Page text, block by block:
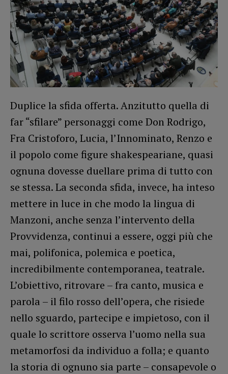
Duplice la sfida offerta. Anzitutto quella di
far “sfilare” personaggi come Don Rodrigo,
Fra Cristoforo, Lucia, l’Innominato, Renzo e
il popolo come figure shakespeariane, quasi
ognuna dovesse duellare prima di tutto con
se stessa. La seconda sfida, invece, ha inteso
mettere in luce in che modo la lingua di
Manzoni, anche senza l’intervento della
Provvidenza, continui a essere, oggi più che
mai, polifonica, polemica e poetica,
incredibilmente contemporanea, teatrale.
L’obiettivo, ritrovare – fra canto, musica e
parola – il filo rosso dell’opera, che risiede
nello sguardo, partecipe e impietoso, con il
quale lo scrittore osserva l’uomo nella sua
metamorfosi da individuo a folla; e quanto
la storia di ognuno sia parte – consapevole o